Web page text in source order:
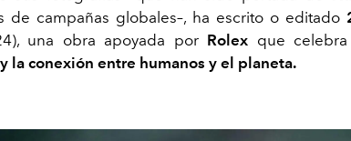
de campañas globales–, ha escrito o editado
una obra apoyada por Rolex que
la conexión entre humanos y el planeta.